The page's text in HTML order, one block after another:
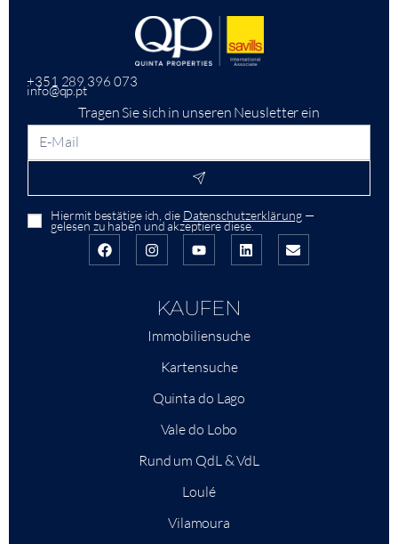
+351 289 396 073
info@qp.pt
Tragen Sie sich in unseren Neusletter ein
Hiermit bestätige ich, die Datenschutzerklärung—
gelesen zu haben und akzeptiere diese.
KAUFEN
Immobiliensuche
Kartensuche
Quinta do Lago
Vale do Lobo
Rund um QdL & VdL
Loulé
Vilamoura